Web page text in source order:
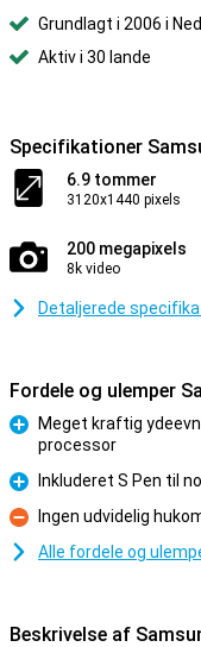
Grundlagt i 2006 i
Aktiv i 30 lande
Specifikationer
6.9 tommer
3120x1440 pixels
200 megapixels
8k video
Detaljerede
Fordele og ulemper
Fordele
Meget kraftig
processor
Fordele
Inkluderet S Pen til
Ulemper
Ingen udvidelig
Alle fordele og
Beskrivelse af